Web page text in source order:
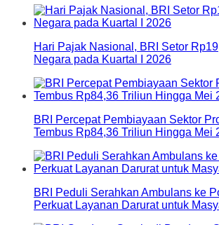
Hari Pajak Nasional, BRI Setor
Negara pada Kuartal I 2026
BRI Percepat Pembiayaan Sektor
Tembus Rp84,36 Triliun Hingga Mei
BRI Peduli Serahkan Ambulans ke
Perkuat Layanan Darurat untuk